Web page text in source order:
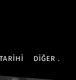
DIĞER